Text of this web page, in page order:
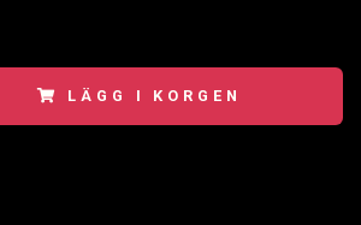
LÄGG I KORGEN